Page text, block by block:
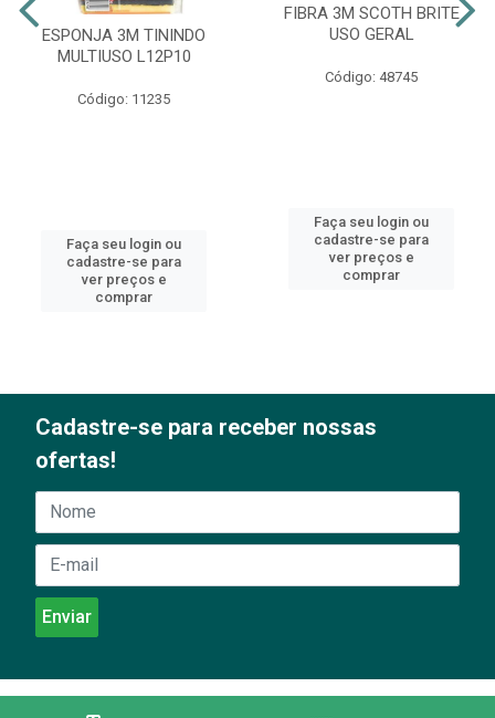
ESPONJA 3M TININDO
MULTIUSO L12P10
Código: 11235
Faça seu login ou
cadastre-se para
ver preços e
comprar
FIBRA 3M SCOTH BRITE
USO GERAL
Código: 48745
Faça seu login ou
cadastre-se para
ver preços e
comprar
Cadastre-se para receber nossas
ofertas!